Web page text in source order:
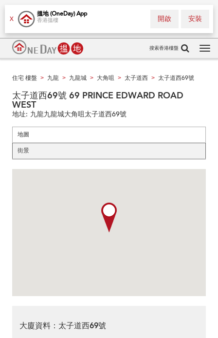
X
搵地 (OneDay) App
香港搵樓 安裝
開啟
搜索香港樓盤
住宅 樓盤 > 九龍 > 九龍城 > 大角咀 > 太子道西 > 太子道西69號
太子道西69號 69 PRINCE EDWARD ROAD
WEST
地址: 九龍九龍城大角咀太子道西69號
地圖
街景
大廈資料：太子道西69號